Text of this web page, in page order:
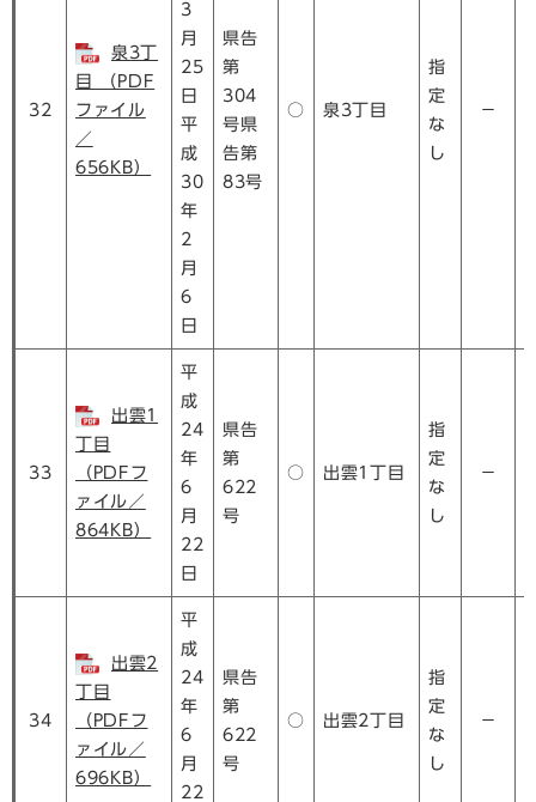
32
泉3丁
目 （PDF
ファイル
／
656KB）
3
月
25
日
平
成
30
年
2
月
6
日
県告
第
304
号県
告第
83号
○ 泉3丁目
指
定
な
し
－
33
出雲1
丁目
（PDFフ
ァイル／
864KB）
平
成
24
年
6
月
22
日
県告
第
622
号
○ 出雲1丁目
指
定
な
し
－
34
出雲2
丁目
（PDFフ
ァイル／
696KB）
平
成
24
年
6
月
22
県告
第
622
号
○ 出雲2丁目
指
定
な
し
－